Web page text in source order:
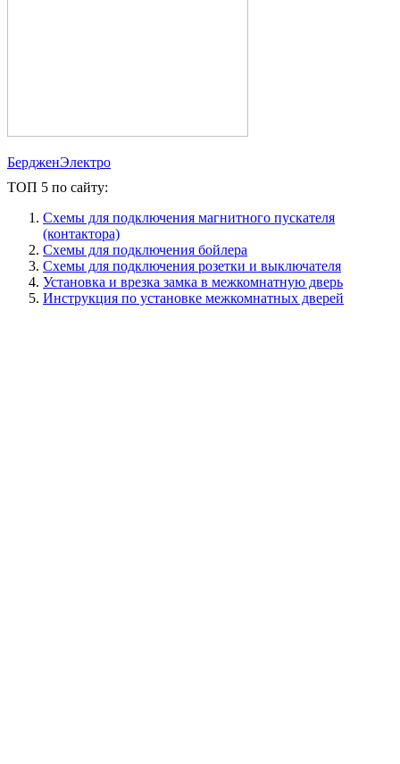
БердженЭлектро
ТОП 5 по сайту:
Схемы для подключения магнитного пускателя
(контактора)
Схемы для подключения бойлера
Схемы для подключения розетки и выключателя
Установка и врезка замка в межкомнатную дверь
Инструкция по установке межкомнатных дверей